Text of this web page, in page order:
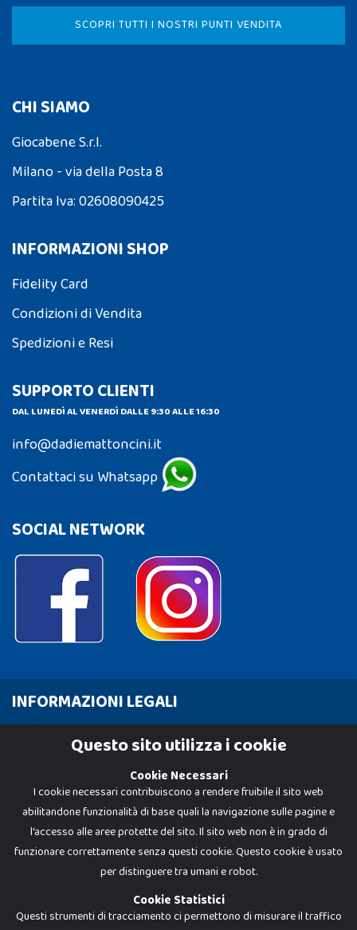
SCOPRI TUTTI I NOSTRI PUNTI VENDITA
CHI SIAMO
Giocabene S.r.l.
Milano - via della Posta 8
Partita Iva: 02608090425
INFORMAZIONI SHOP
Fidelity Card
Condizioni di Vendita
Spedizioni e Resi
SUPPORTO CLIENTI
DAL LUNEDÌ AL VENERDÌ DALLE 9:30 ALLE 16:30
info@dadiemattoncini.it
Contattaci su Whatsapp
SOCIAL NETWORK
INFORMAZIONI LEGALI
Cookie PolicyQuesto sito utilizza i cookie
Cookie Necessari
I cookie necessari contribuiscono a rendere fruibile il sito web
abilitandone funzionalità di base quali la navigazione sulle pagine e
l'accesso alle aree protette del sito. Il sito web non è in grado di
funzionare correttamente senza questi cookie. Questo cookie è usato
per distinguere tra umani e robot.
Cookie Statistici
Questi strumenti di tracciamento ci permettono di misurare il traffico